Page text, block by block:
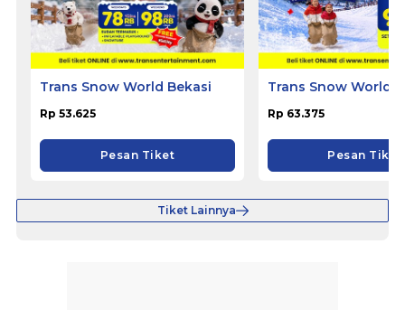
Trans Snow World Bekasi
Rp 53.625
Pesan Tiket
Trans Snow World
Rp 63.375
Pesan Tiket
Tiket Lainnya